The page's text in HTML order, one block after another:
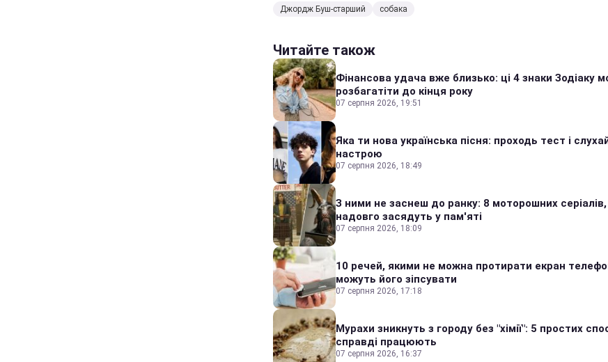
Джордж Буш-старший собака
Читайте також
Фінансова удача вже близько: ці 4 знаки Зодіаку
розбагатіти до кінця року
07 серпня 2026, 19:51
Яка ти нова українська пісня: проходь тест і
настрою
07 серпня 2026, 18:49
З ними не заснеш до ранку: 8 моторошних серіалів,
надовго засядуть у пам'яті
07 серпня 2026, 18:09
10 речей, якими не можна протирати екран
можуть його зіпсувати
07 серпня 2026, 17:18
Мурахи зникнуть з городу без "хімії": 5 простих
справді працюють
07 серпня 2026, 16:37